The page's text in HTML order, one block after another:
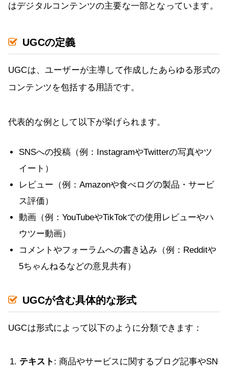
はデジタルコンテンツの主要な一部となっています。
UGCの定義
UGCは、ユーザーが主導して作成したあらゆる形式の
コンテンツを包括する用語です。
代表的な例として以下が挙げられます。
SNSへの投稿（例：InstagramやTwitterの写真やツ
イート）
レビュー（例：Amazonや食べログの製品・サービ
ス評価）
動画（例：YouTubeやTikTokでの使用レビューやハ
ウツー動画）
コメントやフォーラムへの書き込み（例：Redditや
5ちゃんねるなどの意見共有）
UGCが含む具体的な形式
UGCは形式によって以下のように分類できます：
テキスト : 商品やサービスに関するブログ記事やSN